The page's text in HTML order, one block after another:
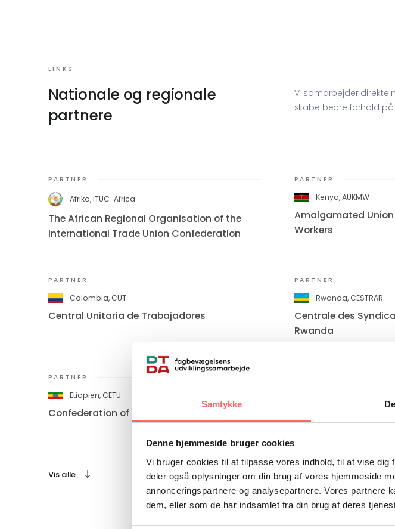
Samtykke
Denne hjemmeside bruger cookies
Vi bruger cookies til at tilpasse vores indhold, til at vise
deler også oplysninger om din brug af vores hjemmeside
annonceringspartnere og analysepartnere. Vores partnere
dem, eller som de har indsamlet fra din brug af deres
LINKS
Nationale og regionale
partnere
Vi samarbejder direkte
skabe bedre forhold
PARTNER
Afrika, ITUC-Africa
The African Regional Organisation of the
International Trade Union Confederation
PARTNER
Kenya, AUKMW
Amalgamated
Workers
PARTNER
Colombia, CUT
Central Unitaria de Trabajadores
PARTNER
Rwanda, CESTRAR
Centrale des
Rwanda
PARTNER
Etiopien, CETU
Confederation of Ethiopian Trade Unions
Confederation of
Vis alle